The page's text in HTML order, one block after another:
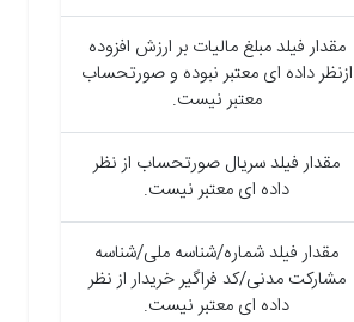
مقدار فیلد مبلغ مالیات بر ارزش افزوده
ازنظر داده ای معتبر نبوده و صورتحساب
معتبر نیست.
مقدار فیلد سریال صورتحساب از نظر
داده ای معتبر نیست.
مقدار فیلد شماره/شناسه ملی/شناسه
مشارکت مدنی/کد فراگیر خریدار از نظر
داده ای معتبر نیست.